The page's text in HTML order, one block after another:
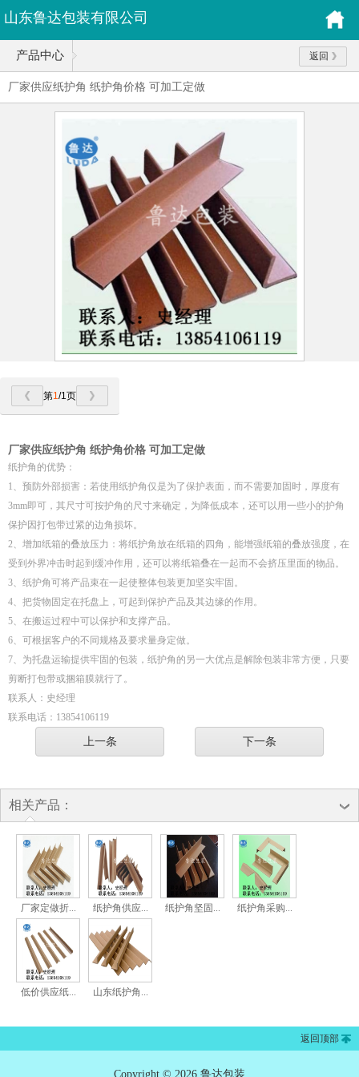
山东鲁达包装有限公司
产品中心 返回
厂家供应纸护角 纸护角价格 可加工定做
第1/1页
厂家供应纸护角 纸护角价格 可加工定做
纸护角的优势：
1、预防外部损害：若使用纸护角仅是为了保护表面，而不需要加固时，厚度有
3mm即可，其尺寸可按护角的尺寸来确定，为降低成本，还可以用一些小的护角
保护因打包带过紧的边角损坏。
2、增加纸箱的叠放压力：将纸护角放在纸箱的四角，能增强纸箱的叠放强度，在
受到外界冲击时起到缓冲作用，还可以将纸箱叠在一起而不会挤压里面的物品。
3、纸护角可将产品束在一起使整体包装更加坚实牢固。
4、把货物固定在托盘上，可起到保护产品及其边缘的作用。
5、在搬运过程中可以保护和支撑产品。
6、可根据客户的不同规格及要求量身定做。
7、为托盘运输提供牢固的包装，纸护角的另一大优点是解除包装非常方便，只要
剪断打包带或捆箱膜就行了。
联系人：史经理
联系电话：13854106119
上一条 下一条
相关产品：
厂家定做折... 纸护角供应... 纸护角坚固... 纸护角采购...
低价供应纸... 山东纸护角...
返回顶部
Copyright © 2026 鲁达包装